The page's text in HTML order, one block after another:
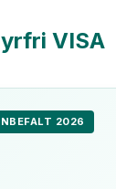
VISA
2026